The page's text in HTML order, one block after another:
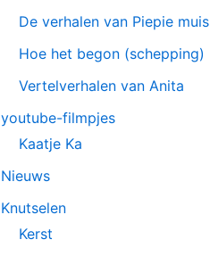
De verhalen van Piepie muis
Hoe het begon (schepping)
Vertelverhalen van Anita
youtube-filmpjes
Kaatje Ka
Nieuws
Knutselen
Kerst